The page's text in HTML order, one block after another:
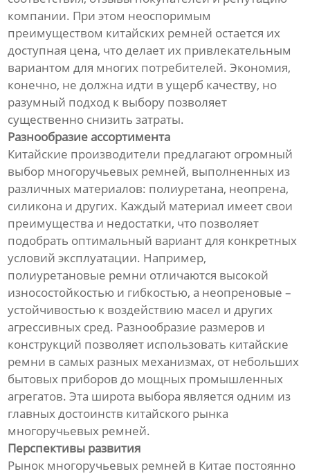
компании. При этом неоспоримым
преимуществом китайских ремней остается их
доступная цена, что делает их привлекательным
вариантом для многих потребителей. Экономия,
конечно, не должна идти в ущерб качеству, но
разумный подход к выбору позволяет
существенно снизить затраты.
Разнообразие ассортимента
Китайские производители предлагают огромный
выбор многоручьевых ремней, выполненных из
различных материалов: полиуретана, неопрена,
силикона и других. Каждый материал имеет свои
преимущества и недостатки, что позволяет
подобрать оптимальный вариант для конкретных
условий эксплуатации. Например,
полиуретановые ремни отличаются высокой
износостойкостью и гибкостью, а неопреновые –
устойчивостью к воздействию масел и других
агрессивных сред. Разнообразие размеров и
конструкций позволяет использовать китайские
ремни в самых разных механизмах, от небольших
бытовых приборов до мощных промышленных
агрегатов. Эта широта выбора является одним из
главных достоинств китайского рынка
многоручьевых ремней.
Перспективы развития
Рынок многоручьевых ремней в Китае постоянно